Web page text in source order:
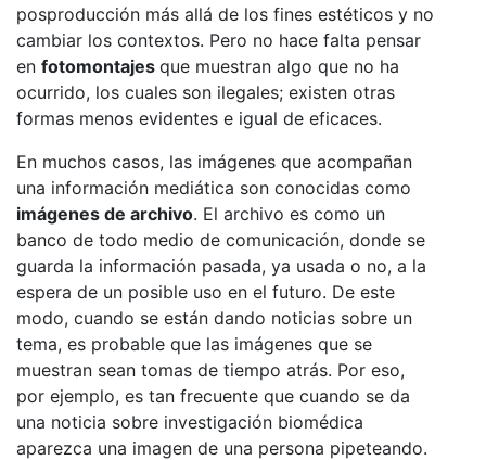
posproducción más allá de los fines estéticos y no
cambiar los contextos. Pero no hace falta pensar
en fotomontajes que muestran algo que no ha
ocurrido, los cuales son ilegales; existen otras
formas menos evidentes e igual de eficaces.
​​​​En muchos casos, las imágenes que acompañan
una información mediática son conocidas como
imágenes de archivo. El archivo es como un
banco de todo medio de comunicación, donde se
guarda la información pasada, ya usada o no, a la
espera de un posible uso en el futuro. De este
modo, cuando se están dando noticias sobre un
tema, es probable que las imágenes que se
muestran sean tomas de tiempo atrás. Por eso,
por ejemplo, es tan frecuente que cuando se da
una noticia sobre investigación biomédica
aparezca una imagen de una persona pipeteando.